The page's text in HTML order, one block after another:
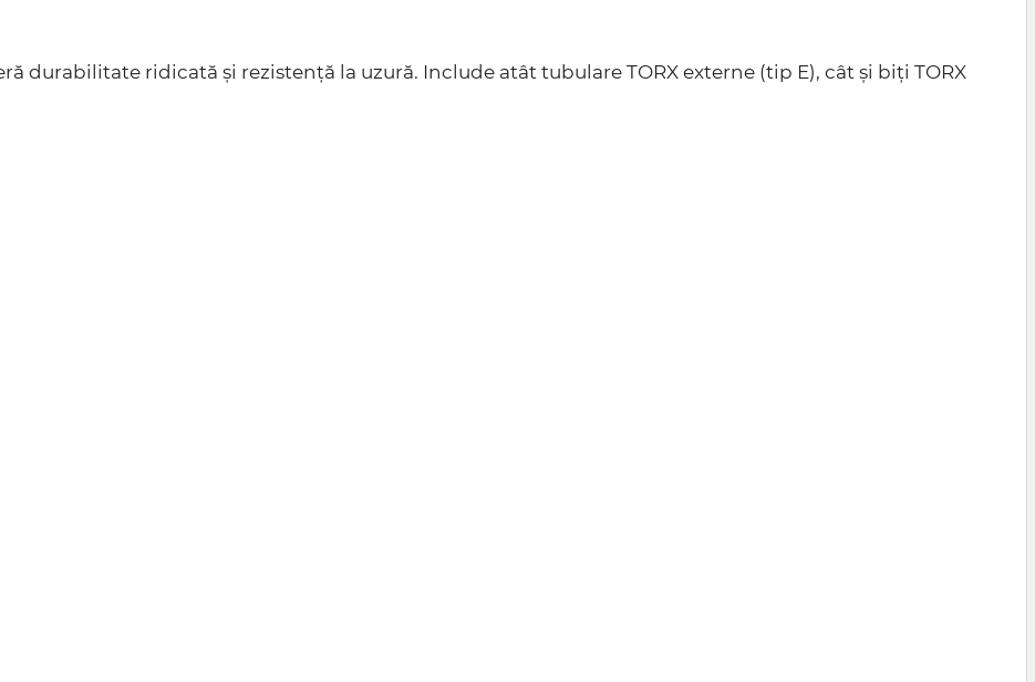
durabilitate ridicată și rezistență la uzură. Include atât tubulare TORX externe (tip E), cât și biți TORX